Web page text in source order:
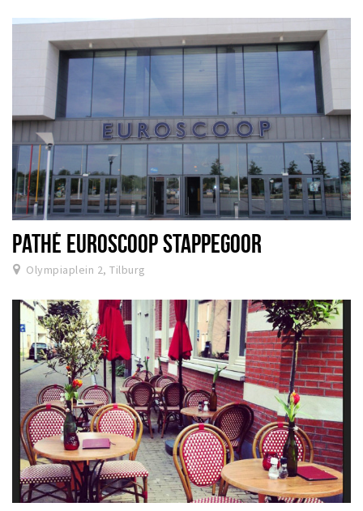
PATHÉ EUROSCOOP STAPPEGOOR
Olympiaplein 2, Tilburg